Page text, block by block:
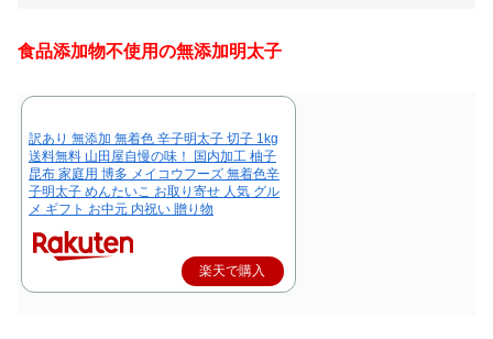
食品添加物不使用の無添加明太子
訳あり 無添加 無着色 辛子明太子 切子 1kg
送料無料 山田屋自慢の味！ 国内加工 柚子
昆布 家庭用 博多 メイコウフーズ 無着色辛
子明太子 めんたいこ お取り寄せ 人気 グル
メ ギフト お中元 内祝い 贈り物
楽天で購入